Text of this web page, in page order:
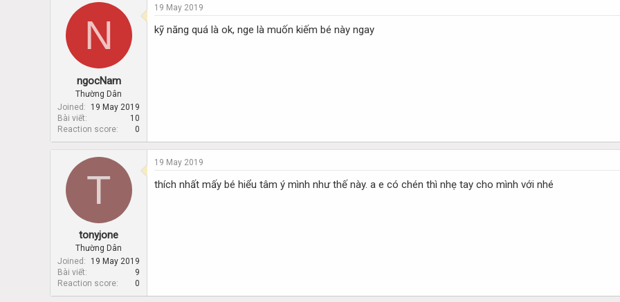
N
ngocNam
Thường Dân
Joined
19 May 2019
Bài viết
10
Reaction score
0
19 May 2019
kỹ năng quá là ok, nge là muốn kiếm bé này ngay
T
tonyjone
Thường Dân
Joined
19 May 2019
Bài viết
9
Reaction score
0
19 May 2019
thích nhất mấy bé hiểu tâm ý mình như thế này. a e có chén thì nhẹ tay cho mình với nhé